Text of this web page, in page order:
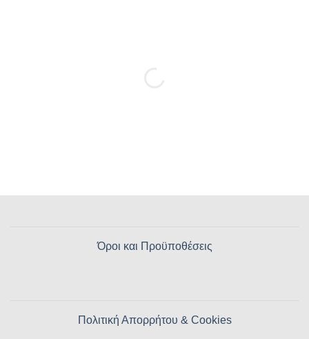
Όροι και Προϋποθέσεις
Πολιτική Απορρήτου & Cookies